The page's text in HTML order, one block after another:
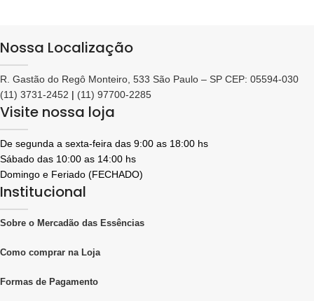
Nossa Localização
R. Gastão do Regô Monteiro, 533 São Paulo – SP CEP: 05594-030
(11) 3731-2452 | (11) 97700-2285
Visite nossa loja
De segunda a sexta-feira das 9:00 as 18:00 hs
Sábado das 10:00 as 14:00 hs
Domingo e Feriado (FECHADO)
Institucional
Sobre o Mercadão das Essências
Como comprar na Loja
Formas de Pagamento